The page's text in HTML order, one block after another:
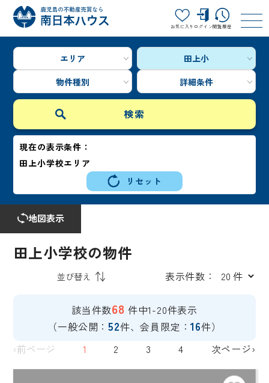
お気に入り ログイン閲覧履歴
エリア
田上小
物件種別
詳細条件
現在の表示条件：
田上小学校エリア
リセット
地図表示
田上小学校の物件
表示件数：
該当件数68 件中1-20件表示
（一般公開：52件、会員限定：16件）
‹前ページ
1 2 3 4 次ページ›